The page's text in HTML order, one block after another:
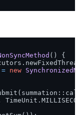
()
{
= new